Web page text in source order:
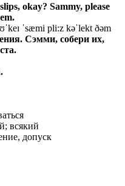
okay? Sammy, please
ˈsæmi pli:z kəˈlekt ðəm
Сэмми, собери их,
всякий
допуск